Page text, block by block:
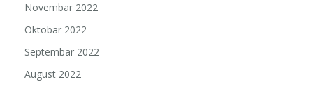
Novembar 2022
Oktobar 2022
Septembar 2022
August 2022